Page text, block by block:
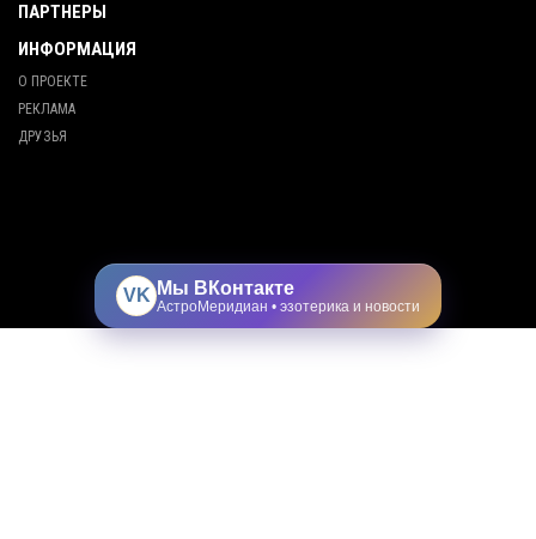
ПАРТНЕРЫ
ИНФОРМАЦИЯ
О ПРОЕКТЕ
РЕКЛАМА
ДРУЗЬЯ
VK Мы ВКонтакте
АстроМеридиан • эзотерика и новости